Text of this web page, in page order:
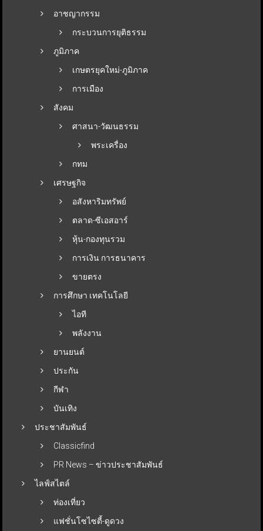
อาชญากรรม
กระบวนการยุติธรรม
ภูมิภาค
เกษตรยุคใหม่-ภูมิภาค
การเมือง
สังคม
ศาสนา-วัฒนธรรม
พระเครื่อง
กทม
เศรษฐกิจ
อสังหาริมทรัพย์
ตลาด-ซีเอสอาร์
หุ้น-กองทุนรวม
การเงิน การธนาคาร
ขายตรง
การศึกษา เทคโนโลยี
ไอที
พลังงาน
ยานยนต์
ประกัน
กีฬา
บันเทิง
ประชาสัมพันธ์
Classicfind
PR News – ข่าวประชาสัมพันธ์
ไลฟ์สไตล์
ท่องเที่ยว
แฟชั่นโซไซตี้-ดูดวง